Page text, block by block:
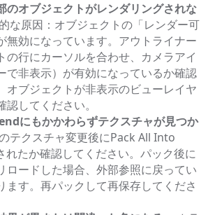
のオブジェクトがレンダリングされな
な原因：オブジェクトの「レンダー可
無効になっています。アウトライナー
の行にカーソルを合わせ、カメラアイ
で非表示）が有効になっているか確認
オブジェクトが非表示のビューレイヤ
してください。
にもかかわらずテクスチャが見つか
テクスチャ変更後にPack All Into
れたか確認してください。パック後に
ロードした場合、外部参照に戻ってい
ます。再パックして再保存してくださ